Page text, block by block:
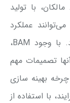
با تولید
عملکرد
فرایندها را مورد تحلیل و بررسی قرار دهند. با وجود BAM،
تصمیمات مهم
بهینه سازی
با استفاده از